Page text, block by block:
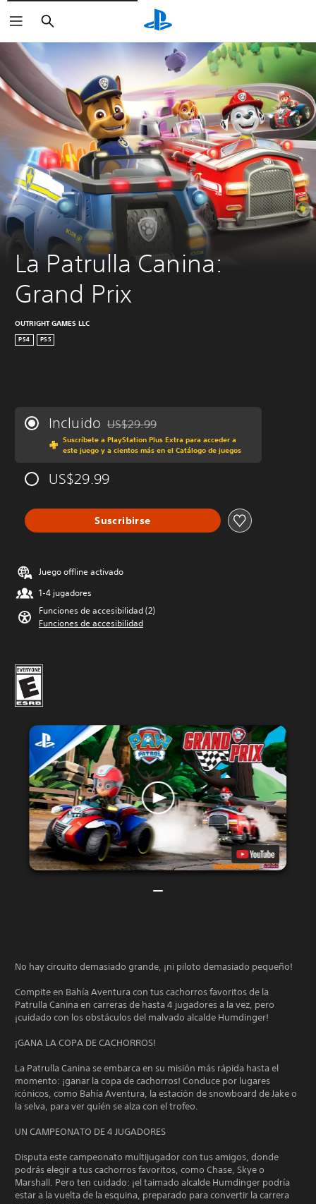
Buscar
La Patrulla Canina:
Grand Prix
OUTRIGHT GAMES LLC
PS4 PS5
Incluido Rebajado del precio original de US$29.99
US$29.99
Suscríbete a PlayStation Plus Extra para acceder a
este juego y a cientos más en el Catálogo de juegos
US$29.99
Suscribirse
Juego offline activado
1-4 jugadores
Funciones de accesibilidad (2)
Funciones de accesibilidad
No hay circuito demasiado grande, ¡ni piloto demasiado pequeño!
Compite en Bahía Aventura con tus cachorros favoritos de la
Patrulla Canina en carreras de hasta 4 jugadores a la vez, pero
¡cuidado con los obstáculos del malvado alcalde Humdinger!
¡GANA LA COPA DE CACHORROS!
La Patrulla Canina se embarca en su misión más rápida hasta el
momento: ¡ganar la copa de cachorros! Conduce por lugares
icónicos, como Bahía Aventura, la estación de snowboard de Jake o
la selva, para ver quién se alza con el trofeo.
UN CAMPEONATO DE 4 JUGADORES
Disputa este campeonato multijugador con tus amigos, donde
podrás elegir a tus cachorros favoritos, como Chase, Skye o
Marshall. Pero ten cuidado: ¡el taimado alcalde Humdinger podría
estar a la vuelta de la esquina, preparado para convertir la carrera